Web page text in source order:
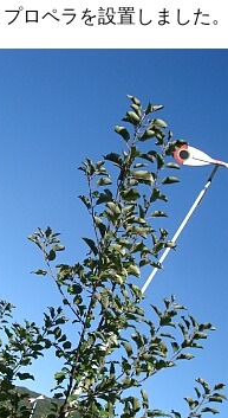
ロペラを設置しました。